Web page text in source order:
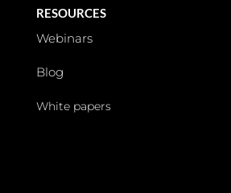
RESOURCES
Webinars
Blog
White papers